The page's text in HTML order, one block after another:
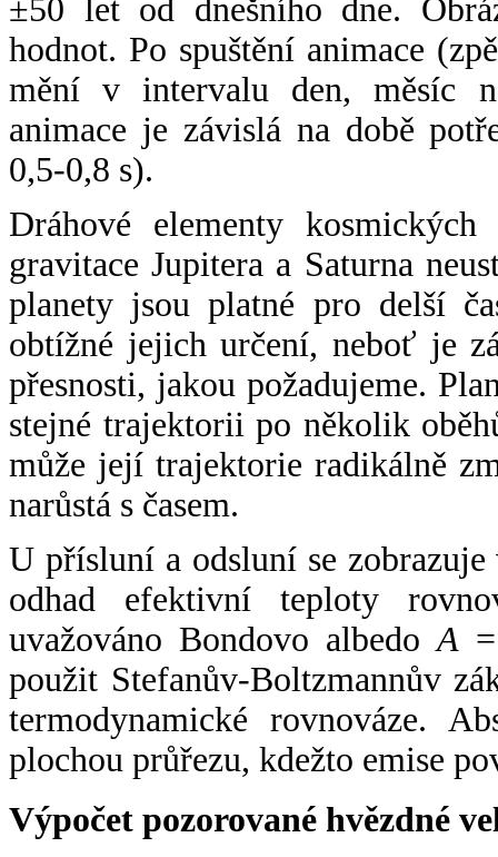
±50 let od dnešního dne.
hodnot. Po spuštění animace
mění v intervalu den, měsíc
animace je závislá na době
0,5-0,8 s).
Dráhové elementy
gravitace Jupitera a Saturna
planety jsou platné pro delší
obtížné jejich určení, neboť je
přesnosti, jakou požadujeme.
stejné trajektorii po několik
může její trajektorie radikálně
narůstá s časem.
U přísluní a odsluní se
odhad efektivní teploty
uvažováno Bondovo albedoA
použit Stefanův-Boltzmannův
termodynamické rovnováze.
plochou průřezu, kdežto emise
Výpočet pozorované hvězdné